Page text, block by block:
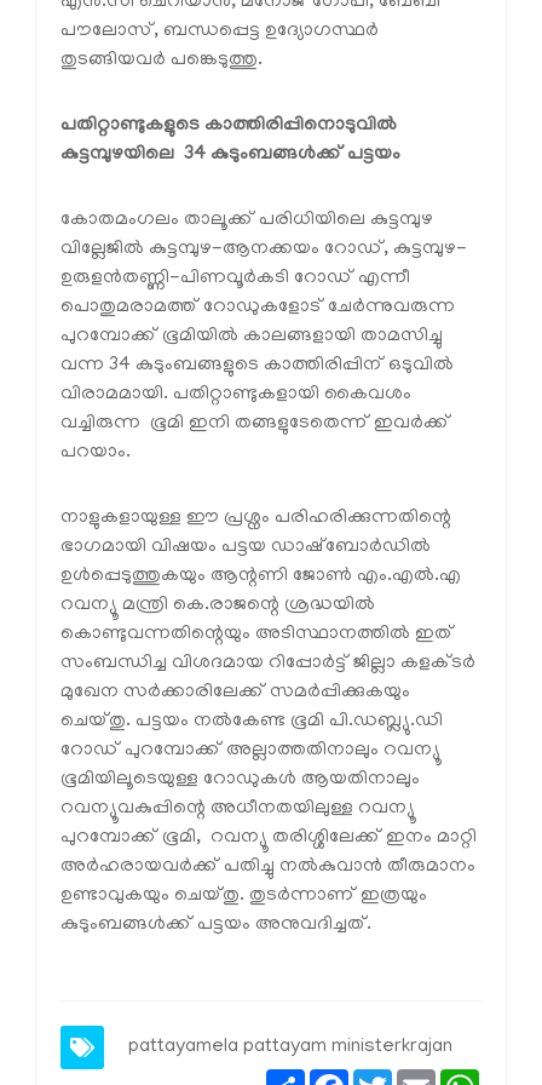
പൗലോസ്, ബന്ധപ്പെട്ട ഉദ്യോഗസ്ഥർ
തുടങ്ങിയവർ പങ്കെടുത്തു.
പതിറ്റാണ്ടുകളുടെ കാത്തിരിപ്പിനൊടുവിൽ
കുട്ടമ്പുഴയിലെ 34 കുടുംബങ്ങൾക്ക് പട്ടയം
കോതമംഗലം താലൂക്ക് പരിധിയിലെ കുട്ടമ്പുഴ
വില്ലേജിൽ കുട്ടമ്പുഴ-ആനക്കയം റോഡ്, കുട്ടമ്പുഴ-
ഉരുളൻതണ്ണി-പിണവൂർകടി റോഡ് എന്നീ
പൊതുമരാമത്ത് റോഡുകളോട് ചേർന്നുവരുന്ന
പുറമ്പോക്ക് ഭൂമിയിൽ കാലങ്ങളായി താമസിച്ചു
വന്ന 34 കുടുംബങ്ങളുടെ കാത്തിരിപ്പിന് ഒടുവിൽ
വിരാമമായി. പതിറ്റാണ്ടുകളായി കൈവശം
വച്ചിരുന്ന ഭൂമി ഇനി തങ്ങളുടേതെന്ന് ഇവർക്ക്
പറയാം.
നാളുകളായുള്ള ഈ പ്രശ്നം പരിഹരിക്കുന്നതിന്റെ
ഭാഗമായി വിഷയം പട്ടയ ഡാഷ്‌ബോർഡിൽ
ഉൾപ്പെടുത്തുകയും ആന്റണി ജോൺ എം.എൽ.എ
റവന്യൂ മന്ത്രി കെ.രാജന്റെ ശ്രദ്ധയിൽ
കൊണ്ടുവന്നതിന്റെയും അടിസ്ഥാനത്തിൽ ഇത്
സംബന്ധിച്ച വിശദമായ റിപ്പോർട്ട് ജില്ലാ കളക്ടർ
മുഖേന സർക്കാരിലേക്ക് സമർപ്പിക്കുകയും
ചെയ്തു. പട്ടയം നൽകേണ്ട ഭൂമി പി.ഡബ്ല്യു.ഡി
റോഡ് പുറമ്പോക്ക് അല്ലാത്തതിനാലും റവന്യൂ
ഭൂമിയിലൂടെയുള്ള റോഡുകൾ ആയതിനാലും
റവന്യൂവകുപ്പിന്റെ അധീനതയിലുള്ള റവന്യൂ
പുറമ്പോക്ക് ഭൂമി, റവന്യൂ തരിശ്ശിലേക്ക് ഇനം മാറ്റി
അർഹരായവർക്ക് പതിച്ചു നൽകുവാൻ തീരുമാനം
ഉണ്ടാവുകയും ചെയ്തു. തുടർന്നാണ് ഇത്രയും
കുടുംബങ്ങൾക്ക് പട്ടയം അനുവദിച്ചത്.
pattayamela pattayam ministerkrajan
ShareFacebook
TwitterEmail